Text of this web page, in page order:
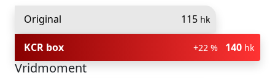
Original 115 hk
KCR box +22 % 140 hk
Vridmoment